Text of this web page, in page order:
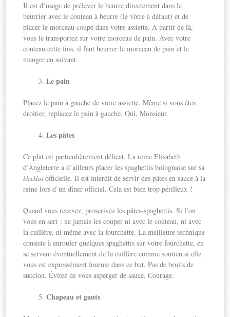
Il est d’usage de prélever le beurre directement dans le
beurrier avec le couteau à beurre (le vôtre à défaut) et de
placer le morceau coupé dans votre assiette. A partir de là,
vous le transportez sur votre morceau de pain. Avec votre
couteau cette fois, il faut beurrer le morceau de pain et le
manger en suivant.
Le pain
Placez le pain à gauche de votre assiette. Même si vous êtes
droitier, replacez le pain à gauche. Oui, Monsieur.
Les pâtes
Ce plat est particulièrement délicat. La reine Elisabeth
d’Angleterre a d’ailleurs placer les spaghettis bolognaise sur sa
blacklistofficielle. Il est interdit de servir des pâtes en sauce à la
reine lors d’un dîner officiel. Cela est bien trop périlleux !
Quand vous recevez, proscrivez les pâtes-spaghettis. Si l’on
vous en sert : ne jamais les couper ni avec le couteau, ni avec
la cuillère, ni même avec la fourchette. La meilleure technique
consiste à enrouler quelques spaghettis sur votre fourchette, en
se servant éventuellement de la cuillère comme soutien si elle
vous est expressément fournie dans ce but. Pas de bruits de
succion. Évitez de vous asperger de sauce. Courage.
Chapeau et gants